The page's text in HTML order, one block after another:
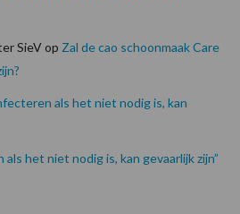
SieVop Zal de cao schoonmaak Care
als het niet nodig is, kan
het niet nodig is, kan gevaarlijk zijn”